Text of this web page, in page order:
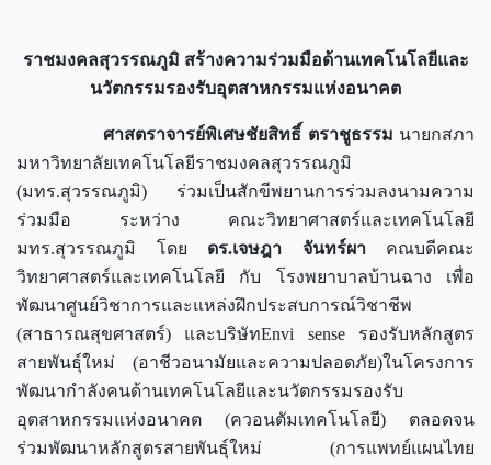
ราชมงคลสุวรรณภูมิ สร้างความร่วมมือด้านเทคโนโลยีและ
นวัตกรรมรองรับอุตสาหกรรมแห่งอนาคต
ศาสตราจารย์พิเศษชัยสิทธิ์ ตราชูธรรม นายกสภา
มหาวิทยาลัยเทคโนโลยีราชมงคลสุวรรณภูมิ
(มทร.สุวรรณภูมิ) ร่วมเป็นสักขีพยานการร่วมลงนามความ
ร่วมมือ ระหว่าง คณะวิทยาศาสตร์และเทคโนโลยี
มทร.สุวรรณภูมิ โดย ดร.เจษฎา จันทร์ผาคณบดีคณะ
วิทยาศาสตร์และเทคโนโลยี กับ โรงพยาบาลบ้านฉาง เพื่อ
พัฒนาศูนย์วิชาการและแหล่งฝึกประสบการณ์วิชาชีพ
(สาธารณสุขศาสตร์) และบริษัทEnvi sense รองรับหลักสูตร
สายพันธุ์ใหม่ (อาชีวอนามัยและความปลอดภัย)ในโครงการ
พัฒนากำลังคนด้านเทคโนโลยีและนวัตกรรมรองรับ
อุตสาหกรรมแห่งอนาคต (ควอนตัมเทคโนโลยี) ตลอดจน
ร่วมพัฒนาหลักสูตรสายพันธุ์ใหม่ (การแพทย์แผนไทย